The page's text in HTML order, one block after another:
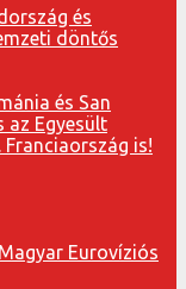
és
döntős
és San
az Egyesült
is!
Eurovíziós